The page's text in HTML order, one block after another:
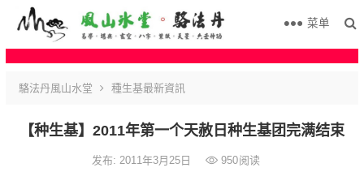
菜单
駱法丹風山水堂 種生基最新資訊
【种生基】2011年第一个天赦日种生基团完满结束
发布: 2011年3月25日 950阅读